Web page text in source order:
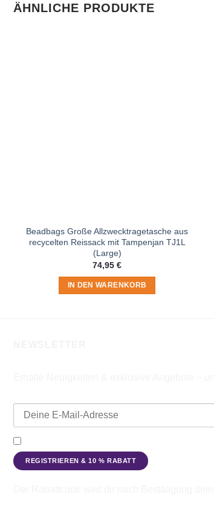
ÄHNLICHE PRODUKTE
Beadbags Große Allzwecktragetasche aus
recycelten Reissack mit Tampenjan TJ1L
(Large)
74,95 €
IN DEN WARENKORB